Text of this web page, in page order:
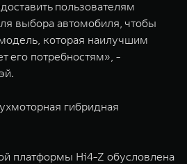
пользователям
выбора автомобиля, чтобы
которая наилучшим
его потребностям», -
гибридная
платформы Hi4-Z обусловлена